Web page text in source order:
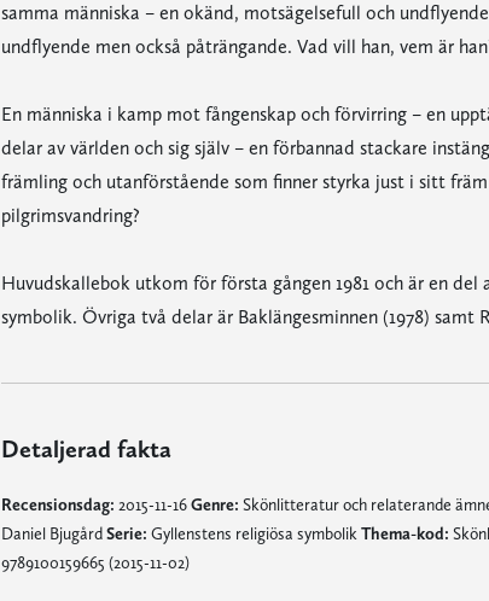
samma människa – en okänd, motsägelsefull och
undflyende men också påträngande. Vad vill han, vem är
En människa i kamp mot fångenskap och förvirring – en
delar av världen och sig själv – en förbannad stackare
främling och utanförstående som finner styrka just i sitt
pilgrimsvandring?
Huvudskallebok utkom för första gången 1981 och är en
symbolik. Övriga två delar är Baklängesminnen (1978) samt
Detaljerad fakta
Recensionsdag: 2015-11-16Genre: Skönlitteratur och relaterande
Daniel BjugårdSerie: Gyllenstens religiösa symbolik Thema-kod:
9789100159665 (2015-11-02)